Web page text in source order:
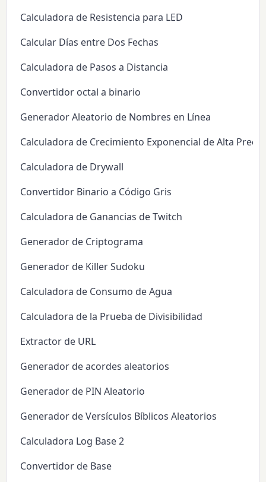
Calculadora de Resistencia para LED
Calcular Días entre Dos Fechas
Calculadora de Pasos a Distancia
Convertidor octal a binario
Generador Aleatorio de Nombres en Línea
Calculadora de Crecimiento Exponencial de Alta
Calculadora de Drywall
Convertidor Binario a Código Gris
Calculadora de Ganancias de Twitch
Generador de Criptograma
Generador de Killer Sudoku
Calculadora de Consumo de Agua
Calculadora de la Prueba de Divisibilidad
Extractor de URL
Generador de acordes aleatorios
Generador de PIN Aleatorio
Generador de Versículos Bíblicos Aleatorios
Calculadora Log Base 2
Convertidor de Base